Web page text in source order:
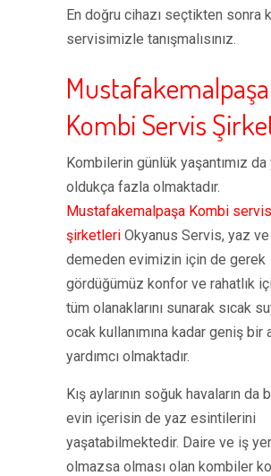
En doğru cihazı seçtikten sonra
servisimizle tanışmalısınız.
Mustafakemalpaşa
Kombi Servis
Kombilerin günlük yaşantımız
oldukça fazla olmaktadır.
Mustafakemalpaşa Kombi
şirketleri Okyanus Servis, yaz ve
demeden evimizin için de gerek
gördüğümüz konfor ve rahatlık
tüm olanaklarını sunarak sıcak
ocak kullanımına kadar geniş bir
yardımcı olmaktadır.
Kış aylarının soğuk havaların da
evin içerisin de yaz esintilerini
yaşatabilmektedir. Daire ve iş
olmazsa olması olan kombiler